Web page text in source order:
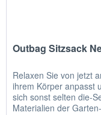
Outbag Sitzsack
Relaxen Sie von jetzt
ihrem Körper anpasst
sich sonst selten die-
Materialien der